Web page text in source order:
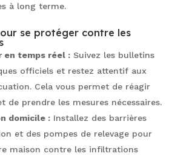
à long terme.
se protéger contre les
en temps réel :Suivez les bulletins
officiels et restez attentif aux
Cela vous permet de réagir
de prendre les mesures nécessaires.
domicile :Installez des barrières
et des pompes de relevage pour
maison contre les infiltrations